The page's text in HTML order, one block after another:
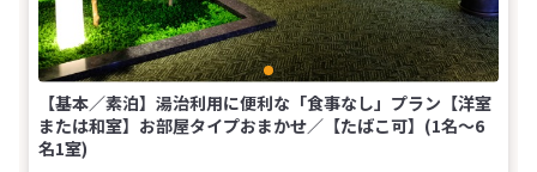
【基本／素泊】湯治利用に便利な「食事なし」プラン【洋室
または和室】お部屋タイプおまかせ／【たばこ可】(1名～6
名1室)